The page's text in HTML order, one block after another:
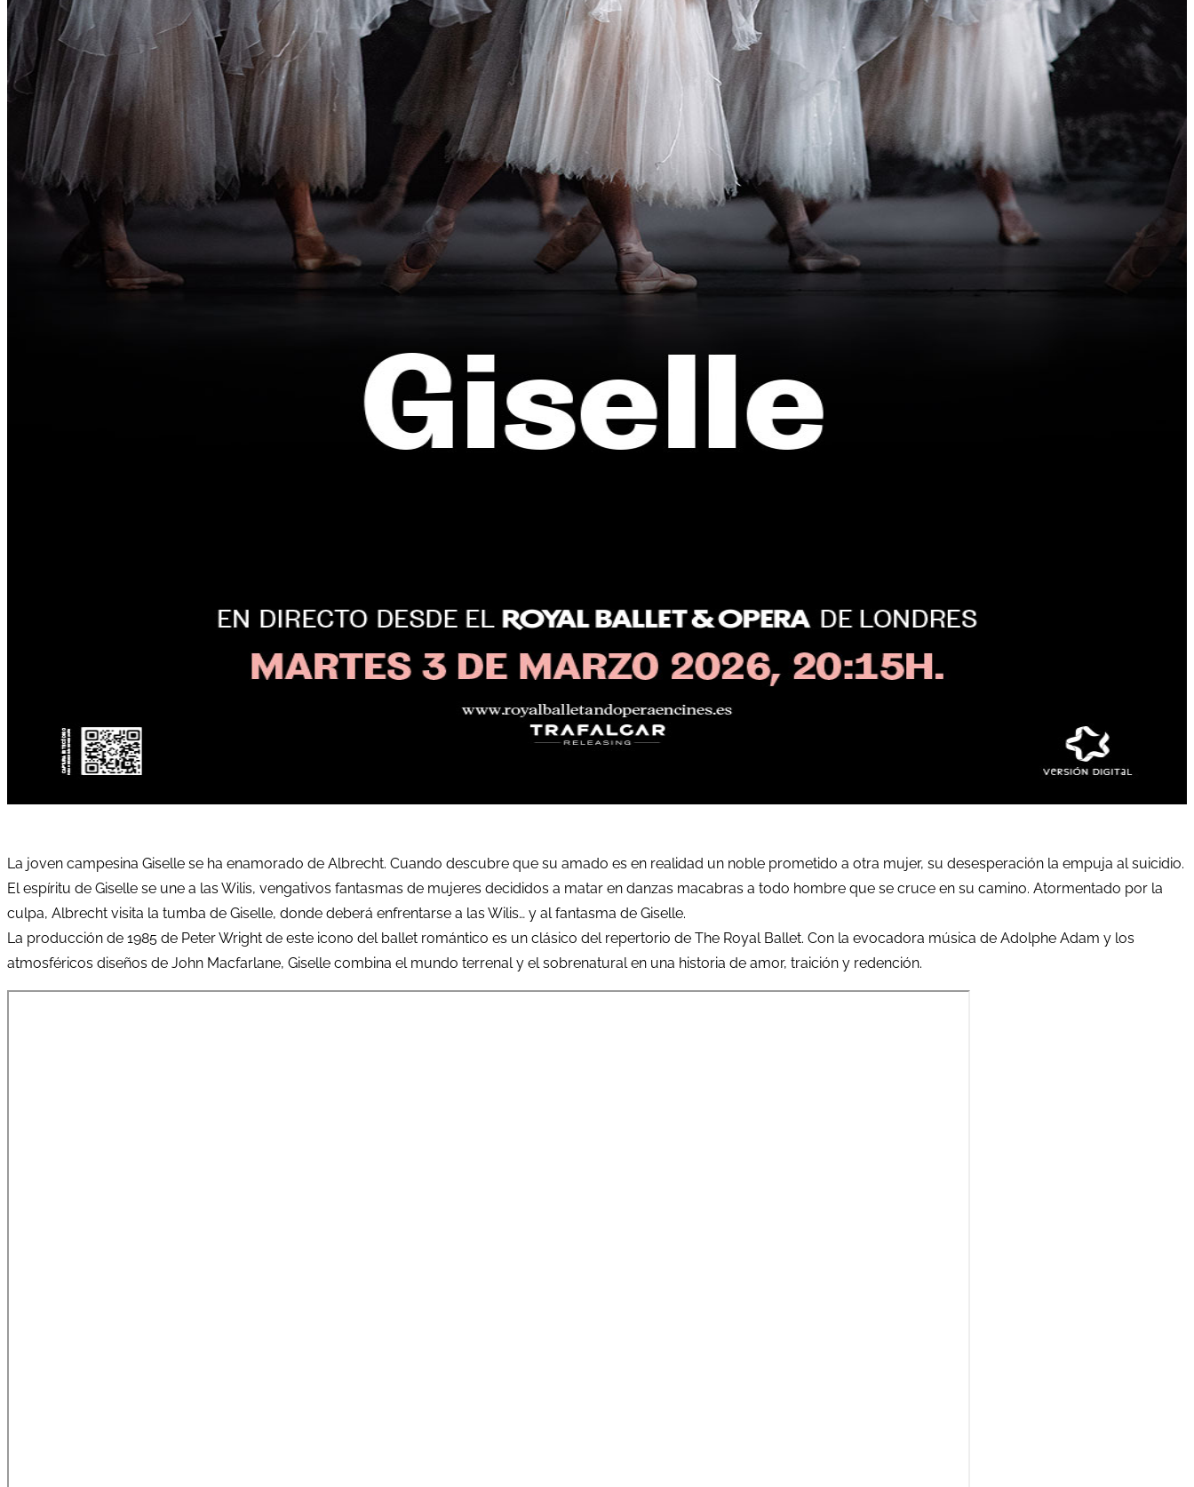
La joven campesina Giselle se ha enamorado de Albrecht. Cuando descubre que su amado es en realidad un noble prometido a otra mujer, su desesperación la empuja al suicidio.
El espíritu de Giselle se une a las Wilis, vengativos fantasmas de mujeres decididos a matar en danzas macabras a todo hombre que se cruce en su camino. Atormentado por la
culpa, Albrecht visita la tumba de Giselle, donde deberá enfrentarse a las Wilis… y al fantasma de Giselle.
La producción de 1985 de Peter Wright de este icono del ballet romántico es un clásico del repertorio de The Royal Ballet. Con la evocadora música de Adolphe Adam y los
atmosféricos diseños de John Macfarlane, Giselle combina el mundo terrenal y el sobrenatural en una historia de amor, traición y redención.